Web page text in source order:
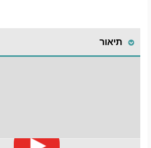
Chevrolet
Spark
תיאור